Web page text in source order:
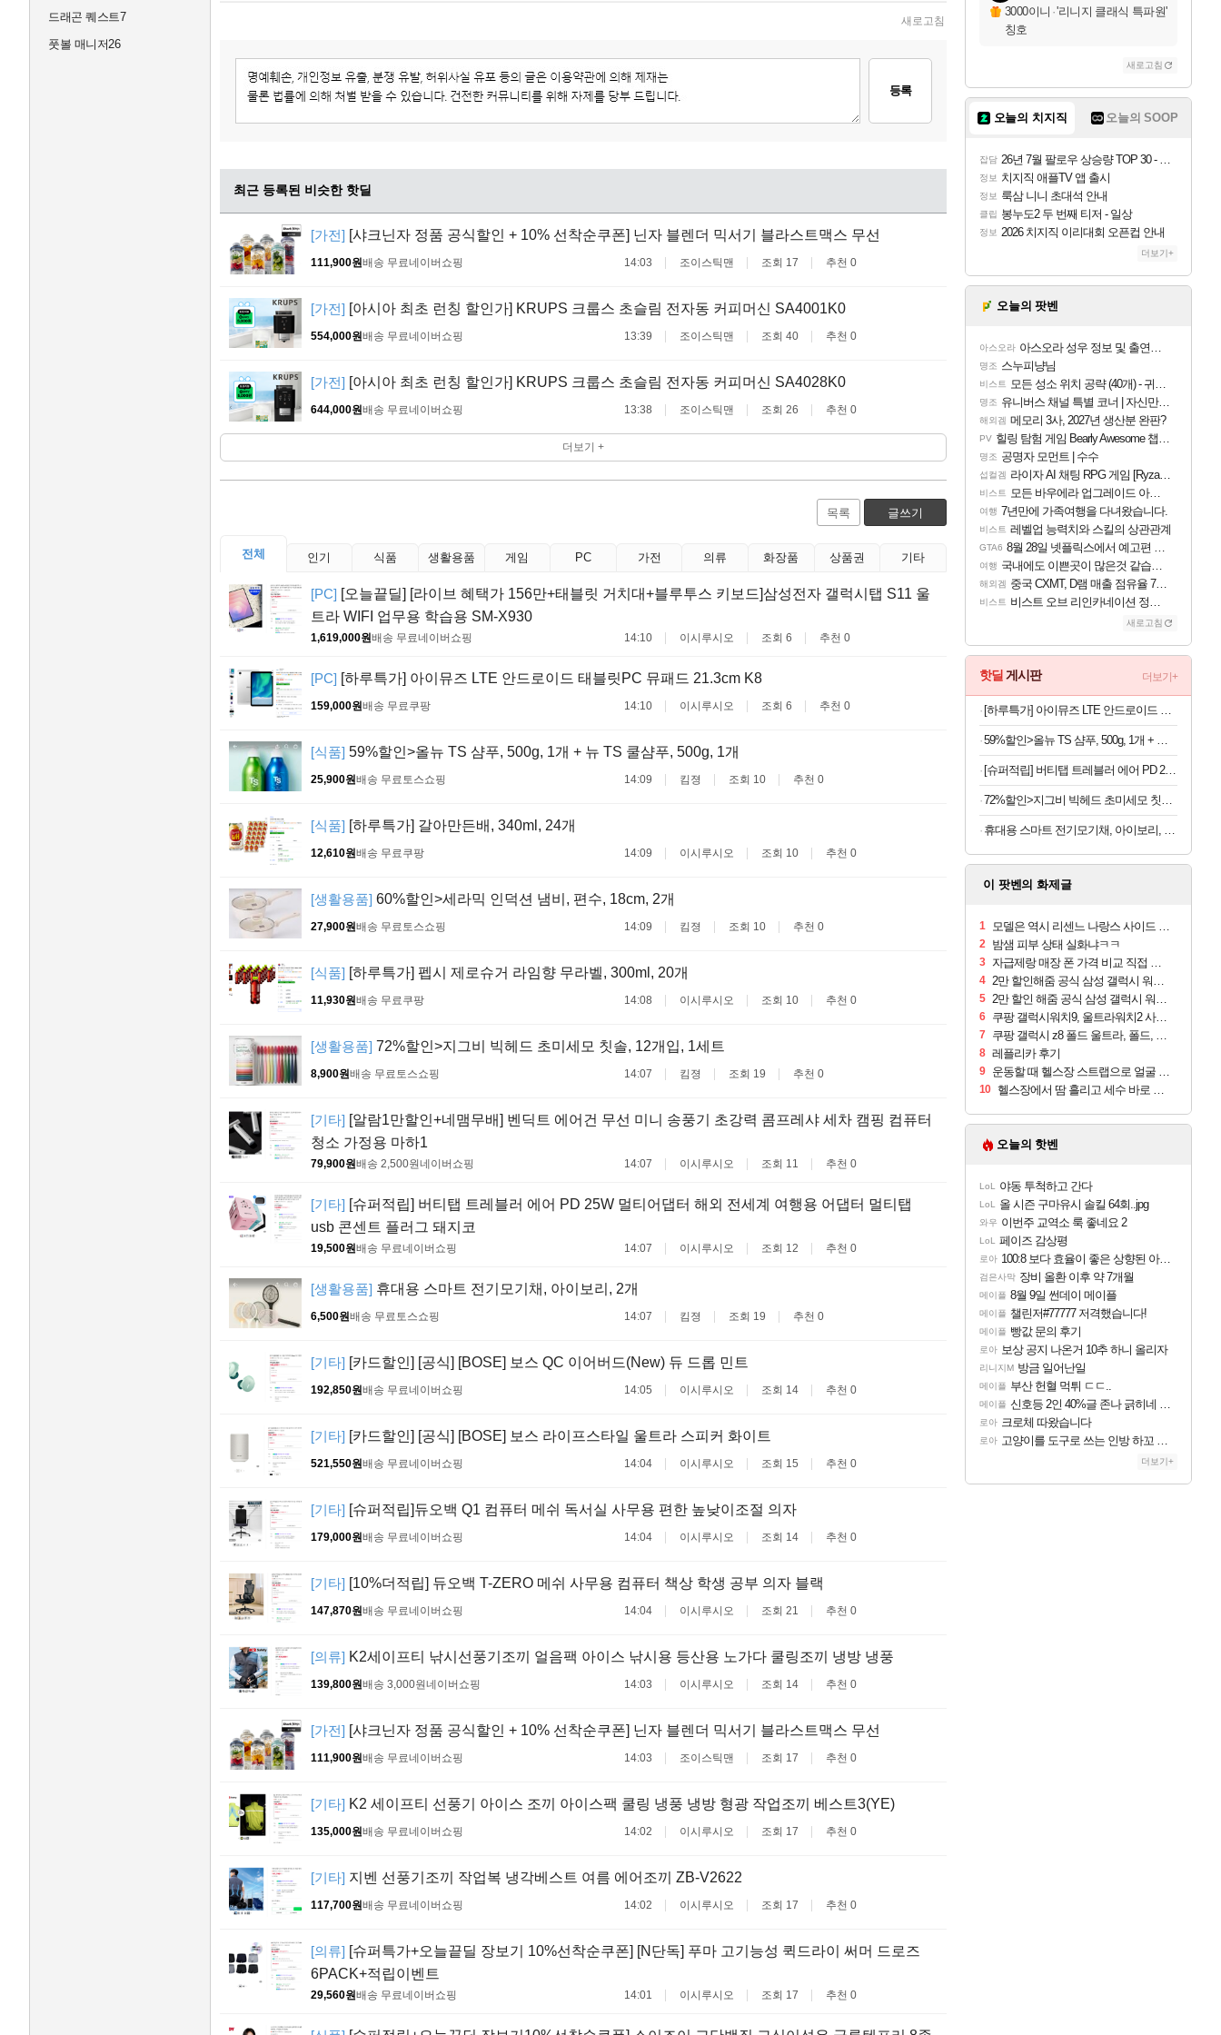
드래곤 퀘스트7
풋볼 매니저26
새로고침
등록
최근 등록된 비슷한 핫딜
[가전] [샤크닌자 정품 공식할인 + 10% 선착순쿠폰] 닌자 블렌더 믹서기 블라스트맥스 무선
111,900원배송 무료네이버쇼핑 14:03 조이스틱맨 조회 17 추천 0
[가전] [아시아 최초 런칭 할인가] KRUPS 크룹스 초슬림 전자동 커피머신 SA4001K0
554,000원배송 무료네이버쇼핑 13:39 조이스틱맨 조회 40 추천 0
[가전] [아시아 최초 런칭 할인가] KRUPS 크룹스 초슬림 전자동 커피머신 SA4028K0
644,000원배송 무료네이버쇼핑 13:38 조이스틱맨 조회 26 추천 0
더보기 +
목록 글쓰기
전체 인기 식품 생활용품 게임 PC 가전 의류 화장품 상품권 기타
[PC] [오늘끝딜] [라이브 혜택가 156만+태블릿 거치대+블루투스 키보드]삼성전자 갤럭시탭 S11 울
트라 WIFI 업무용 학습용 SM-X930
1,619,000원배송 무료네이버쇼핑 14:10 이시루시오 조회 6 추천 0
[PC] [하루특가] 아이뮤즈 LTE 안드로이드 태블릿PC 뮤패드 21.3cm K8
159,000원배송 무료쿠팡 14:10 이시루시오 조회 6 추천 0
[식품] 59%할인>올뉴 TS 샴푸, 500g, 1개 + 뉴 TS 쿨샴푸, 500g, 1개
25,900원배송 무료토스쇼핑 14:09 킴졍 조회 10 추천 0
[식품] [하루특가] 갈아만든배, 340ml, 24개
12,610원배송 무료쿠팡 14:09 이시루시오 조회 10 추천 0
[생활용품] 60%할인>세라믹 인덕션 냄비, 편수, 18cm, 2개
27,900원배송 무료토스쇼핑 14:09 킴졍 조회 10 추천 0
[식품] [하루특가] 펩시 제로슈거 라임향 무라벨, 300ml, 20개
11,930원배송 무료쿠팡 14:08 이시루시오 조회 10 추천 0
[생활용품] 72%할인>지그비 빅헤드 초미세모 칫솔, 12개입, 1세트
8,900원배송 무료토스쇼핑 14:07 킴졍 조회 19 추천 0
[기타] [알람1만할인+네맴무배] 벤딕트 에어건 무선 미니 송풍기 초강력 콤프레샤 세차 캠핑 컴퓨터
청소 가정용 마하1
79,900원배송 2,500원네이버쇼핑 14:07 이시루시오 조회 11 추천 0
[기타] [슈퍼적립] 버티탭 트레블러 에어 PD 25W 멀티어댑터 해외 전세계 여행용 어댑터 멀티탭
usb 콘센트 플러그 돼지코
19,500원배송 무료네이버쇼핑 14:07 이시루시오 조회 12 추천 0
[생활용품] 휴대용 스마트 전기모기채, 아이보리, 2개
6,500원배송 무료토스쇼핑 14:07 킴졍 조회 19 추천 0
[기타] [카드할인] [공식] [BOSE] 보스 QC 이어버드(New) 듀 드롭 민트
192,850원배송 무료네이버쇼핑 14:05 이시루시오 조회 14 추천 0
[기타] [카드할인] [공식] [BOSE] 보스 라이프스타일 울트라 스피커 화이트
521,550원배송 무료네이버쇼핑 14:04 이시루시오 조회 15 추천 0
[기타] [슈퍼적립]듀오백 Q1 컴퓨터 메쉬 독서실 사무용 편한 높낮이조절 의자
179,000원배송 무료네이버쇼핑 14:04 이시루시오 조회 14 추천 0
[기타] [10%더적립] 듀오백 T-ZERO 메쉬 사무용 컴퓨터 책상 학생 공부 의자 블랙
147,870원배송 무료네이버쇼핑 14:04 이시루시오 조회 21 추천 0
[의류] K2세이프티 낚시선풍기조끼 얼음팩 아이스 낚시용 등산용 노가다 쿨링조끼 냉방 냉풍
139,800원배송 3,000원네이버쇼핑 14:03 이시루시오 조회 14 추천 0
[가전] [샤크닌자 정품 공식할인 + 10% 선착순쿠폰] 닌자 블렌더 믹서기 블라스트맥스 무선
111,900원배송 무료네이버쇼핑 14:03 조이스틱맨 조회 17 추천 0
[기타] K2 세이프티 선풍기 아이스 조끼 아이스팩 쿨링 냉풍 냉방 형광 작업조끼 베스트3(YE)
135,000원배송 무료네이버쇼핑 14:02 이시루시오 조회 17 추천 0
[기타] 지벤 선풍기조끼 작업복 냉각베스트 여름 에어조끼 ZB-V2622
117,700원배송 무료네이버쇼핑 14:02 이시루시오 조회 17 추천 0
[의류] [슈퍼특가+오늘끝딜 장보기 10%선착순쿠폰] [N단독] 푸마 고기능성 퀵드라이 써머 드로즈
6PACK+적립이벤트
29,560원배송 무료네이버쇼핑 14:01 이시루시오 조회 17 추천 0
3000이니 ·'리니지 클래식 특파원'
칭호
새로고침
오늘의 치지직 오늘의 SOOP
잡담 26년 7월 팔로우 상승량 TOP 30 - 월간 치지직
정보 치지직 애플TV 앱 출시
정보 룩삼 니니 초대석 안내
클립 봉누도2 두 번째 티저 - 일상
정보 2026 치지직 이리대회 오픈컵 안내
더보기+
오늘의 팟벤
아스오라 아스오라 성우 정보 및 출연작 모음
명조 스누피냥님
비스트 모든 성소 위치 공략 (40개) - 귀환한 영혼 도전과제
명조 유니버스 채널 특별 코너 | 자신만의 스타일
해외겜 메모리 3사, 2027년 생산분 완판?
PV 힐링 탐험 게임 Bearly Awesome 챕터 1 트레일러
명조 공명자 모먼트 | 수수
섭컬겜 라이자 AI 채팅 RPG 게임 [RyzaChat: AI] 공개
비스트 모든 바우에라 업그레이드 아이템 획득 위치 공략 (89개)
여행 7년만에 가족여행을 다녀왔습니다.
비스트 레벨업 능력치와 스킬의 상관관계
GTA6 8월 28일 넷플릭스에서 예고편 공개 예정
여행 국내에도 이쁜곳이 많은것 같습니다
해외겜 중국 CXMT, D램 매출 점유율 7%…글로벌 4위로 부상
비스트 비스트 오브 리인카네이션 정보/공략글 모음
새로고침
핫딜 게시판 더보기+
[하루특가] 아이뮤즈 LTE 안드로이드 태블릿PC 뮤패드 21.3cm K8
59%할인>올뉴 TS 샴푸, 500g, 1개 + 뉴 TS 쿨샴푸, 500g, 1개
[슈퍼적립] 버티탭 트레블러 에어 PD 25W 멀티어댑터 해외 전세계 여행용 어댑터 멀티탭 usb 콘센트 플러그 돼지코
72%할인>지그비 빅헤드 초미세모 칫솔, 12개입, 1세트
휴대용 스마트 전기모기채, 아이보리, 2개
이 팟벤의 화제글
1 모델은 역시 리센느 나랑스 사이드 1.25L 1박스
2 밤샘 피부 상태 실화냐ㅋㅋ
3 자급제랑 매장 폰 가격 비교 직접 안가도 되네요
4 2만 할인해줌 공식 삼성 갤럭시 워치9 크림, 40mm, 블루투스
5 2만 할인 해줌 공식 삼성 갤럭시 워치9 실버, 44mm, 블루투스
6 쿠팡 갤럭시워치9, 울트라워치2 사전구매 혜택 받아보세요
7 쿠팡 갤럭시 z8 폴드 울트라, 폴드, 플립 사전예약
8 레플리카 후기
9 운동할 때 헬스장 스트랩으로 얼굴 만졌다가 볼 뒤집어짐
10 헬스장에서 땀 흘리고 세수 바로 안 하면 트러블 나냐?
오늘의 핫벤
LoL 야동 투척하고 간다
LoL 올 시즌 구마유시 솔킬 64회..jpg
와우 이번주 교역소 룩 좋네요 2
LoL 페이즈 감상평
로아 100:8 보다 효율이 좋은 상향된 아제나 ㄷㄷ
검은사막 장비 올환 이후 약 7개월
메이플 8월 9일 썬데이 메이플
메이플 챌린저#77777 저격했습니다!
메이플 빵값 문의 후기
로아 보상 공지 나온거 10추 하니 올리자
리니지M 방금 일어난일
메이플 부산 헌혈 먹튀 ㄷㄷ..
메이플 신호등 2인 40%글 존나 긁히네 씨발
로아 크로체 따왔습니다
로아 고양이를 도구로 쓰는 인방 하꼬 스트리머 박제합니다.
더보기+